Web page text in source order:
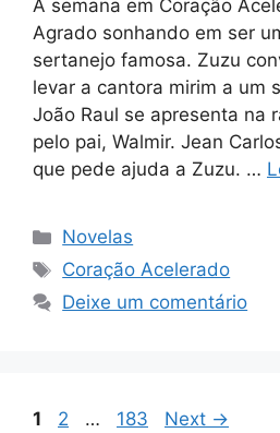
A semana em Coração
Agrado sonhando em ser
sertanejo famosa. Zuzu
levar a cantora mirim a um
João Raul se apresenta na
pelo pai, Walmir. Jean
que pede ajuda a Zuzu. …
Categorias
Novelas
Tags
Coração Acelerado
Deixe um comentário
Page
1 Page
2 … Page
183 Next →